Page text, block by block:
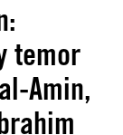
temor
Amin,